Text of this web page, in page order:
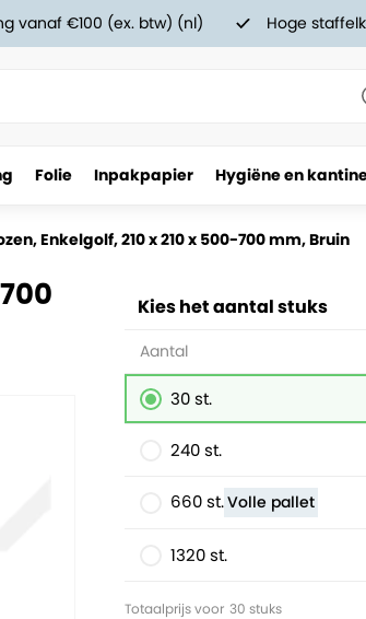
vanaf €100 (ex. btw) (nl) Hoge
Folie Inpakpapier Hygiëne en
Enkelgolf, 210 x 210 x 500-700 mm, Bruin
Totaalprijs voor 30 stuks
Kies het aantal stuks
Aantal
30 st.
240 st.
660 st.Volle pallet
1320 st.